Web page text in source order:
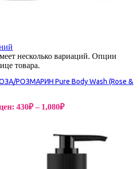
несколько вариаций. Опции
товара.
РОЗМАРИН Pure Body Wash (Rose &
430₽ – 1,080₽